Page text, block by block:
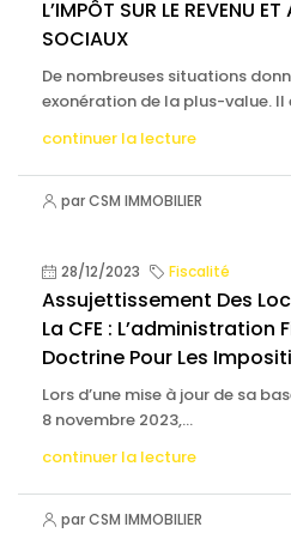
L’IMPÔT SUR LE REVENU
SOCIAUX
De nombreuses situations
exonération de la plus-value. Il
continuer la lecture
par CSM IMMOBILIER
28/12/2023 Fiscalité
Assujettissement Des
La CFE : L’administration
Doctrine Pour Les
Lors d’une mise à jour de sa
8 novembre 2023,...
continuer la lecture
par CSM IMMOBILIER